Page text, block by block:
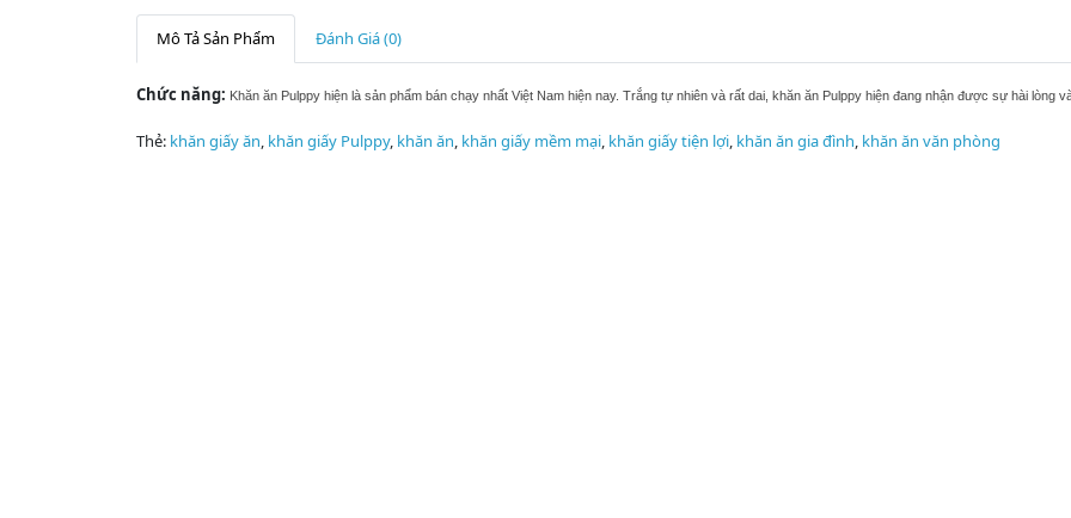
Mô Tả Sản Phẩm Đánh Giá (0)
Chức năng: Khăn ăn Pulppy hiện là sản phẩm bán chạy nhất Việt Nam hiện nay. Trắng tự nhiên và rất dai, khăn ăn Pulppy hiện đang nhận được sự hài lòng
Thẻ: khăn giấy ăn, khăn giấy Pulppy, khăn ăn, khăn giấy mềm mại, khăn giấy tiện lợi, khăn ăn gia đình, khăn ăn văn phòng